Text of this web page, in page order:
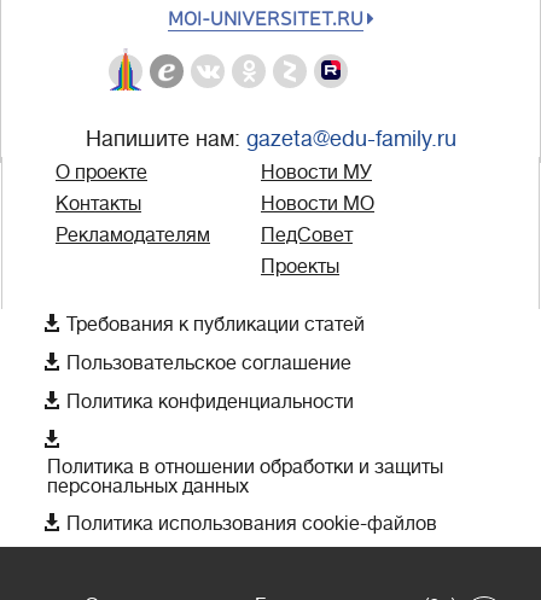
MOI-UNIVERSITET.RU
Напишите нам: gazeta@edu-family.ru
О проекте
Контакты
Рекламодателям
Новости МУ
Новости МО
ПедСовет
Проекты
 Требования к публикации статей
 Пользовательское соглашение
 Политика конфиденциальности

Политика в отношении обработки и защиты
персональных данных
 Политика использования cookie-файлов